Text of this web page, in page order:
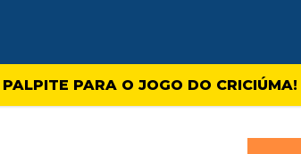
PARA O JOGO DO CRICIÚMA!